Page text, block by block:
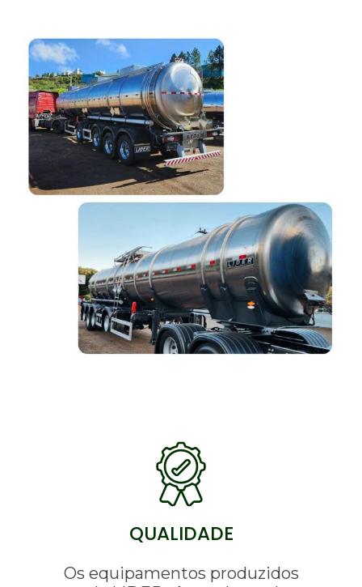
QUALIDADE
Os equipamentos produzidos